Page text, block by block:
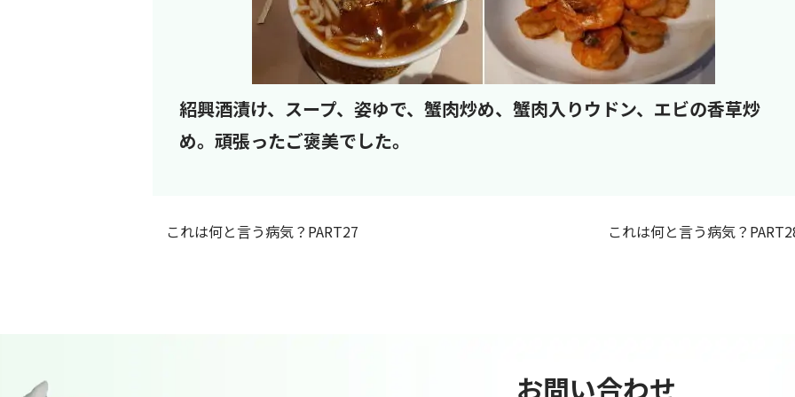
紹興酒漬け、スープ、姿ゆで、蟹肉炒め、蟹肉入りウドン、エビの香草炒
め。頑張ったご褒美でした。
これは何と言う病気？PART27 これは何と言う病気？
お問い合わせ